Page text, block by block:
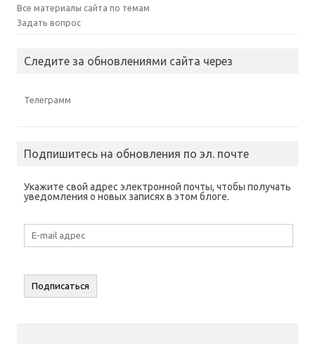
Все материалы сайта по темам
Задать вопрос
Следите за обновлениями сайта через
Телеграмм
Подпишитесь на обновления по эл. почте
Укажите свой адрес электронной почты, чтобы получать
уведомления о новых записях в этом блоге.
E-
mail
адрес
Подписаться